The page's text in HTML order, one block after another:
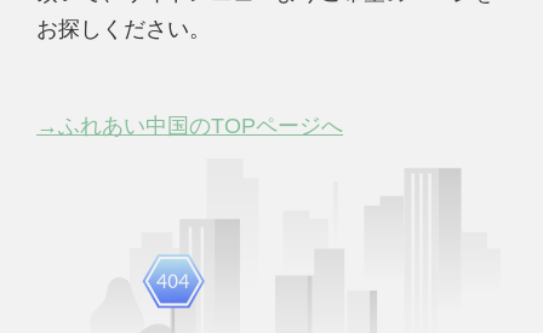
お探しください。
→ふれあい中国のTOPページへ